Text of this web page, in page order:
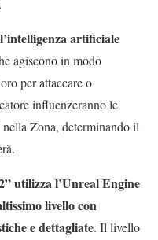
artificiale
agiscono in modo
per attaccare o
influenzeranno le
Zona, determinando il
utilizza l’Unreal Engine
livello con
e dettagliate. Il livello